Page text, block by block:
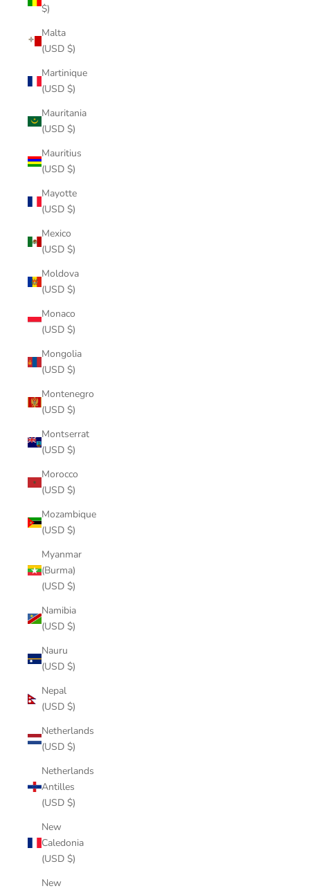
$)
Malta
(USD $)
Martinique
(USD $)
Mauritania
(USD $)
Mauritius
(USD $)
Mayotte
(USD $)
Mexico
(USD $)
Moldova
(USD $)
Monaco
(USD $)
Mongolia
(USD $)
Montenegro
(USD $)
Montserrat
(USD $)
Morocco
(USD $)
Mozambique
(USD $)
Myanmar
(Burma)
(USD $)
Namibia
(USD $)
Nauru
(USD $)
Nepal
(USD $)
Netherlands
(USD $)
Netherlands
Antilles
(USD $)
New
Caledonia
(USD $)
New